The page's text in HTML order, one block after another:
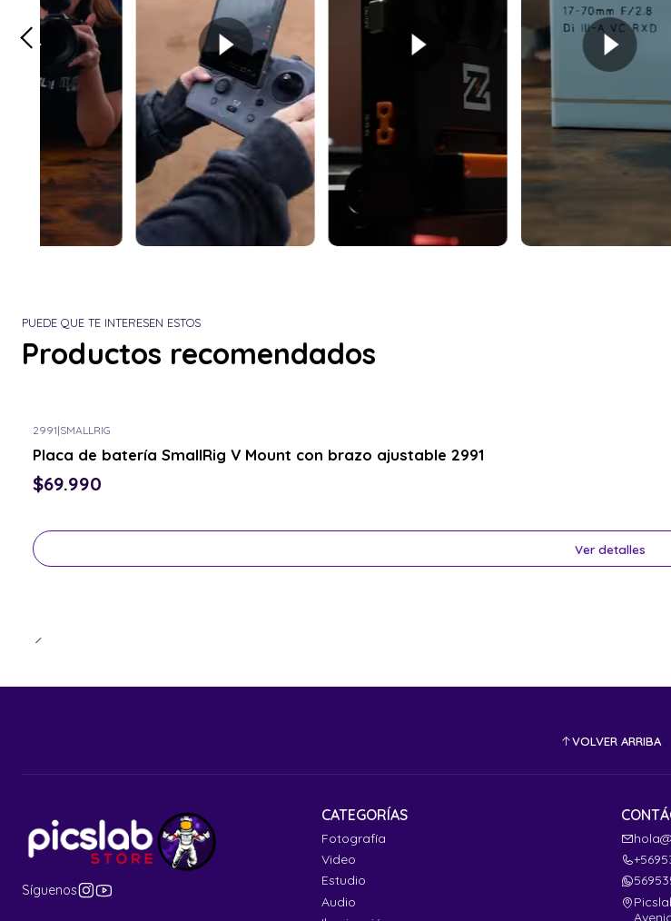
PUEDE QUE TE INTERESEN ESTOS
Productos recomendados
2991|SMALLRIG
Placa de batería SmallRig V Mount con brazo ajustable 2991
$69.990
Ver detalles
VOLVER ARRIBA
Síguenos
CATEGORÍAS
Fotografía
Video
Estudio
Audio